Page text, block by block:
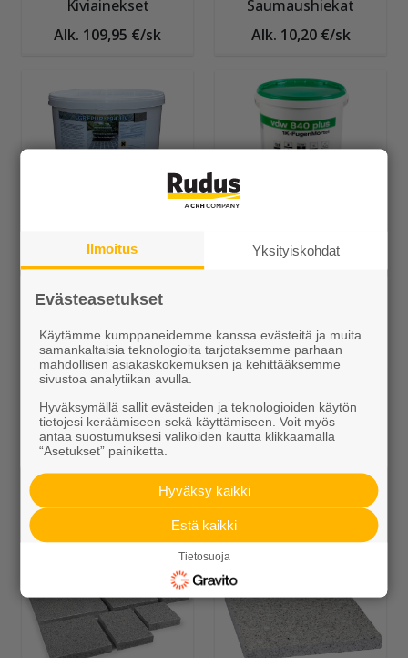
Kiviainekset
Alk. 109,95 €/sk
Saumaushiekat
Alk. 10,20 €/sk
Alk. 124,95 €/kpl
Alk. 123,30 €/kpl
Ilmoitus Yksityiskohdat
Evästeasetukset
Käytämme kumppaneidemme kanssa evästeitä ja muita
samankaltaisia teknologioita tarjotaksemme parhaan
mahdollisen asiakaskokemuksen ja kehittääksemme
sivustoa analytiikan avulla.
Hyväksymällä sallit evästeiden ja teknologioiden käytön
tietojesi keräämiseen sekä käyttämiseen. Voit myös
antaa suostumuksesi valikoiden kautta klikkaamalla
“Asetukset” painiketta.
Hyväksy kaikki
Estä kaikki
Tietosuoja